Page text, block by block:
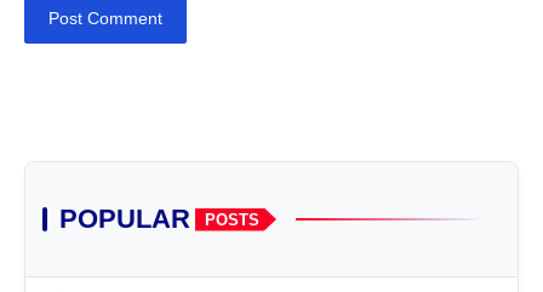
Post Comment
POPULAR POSTS